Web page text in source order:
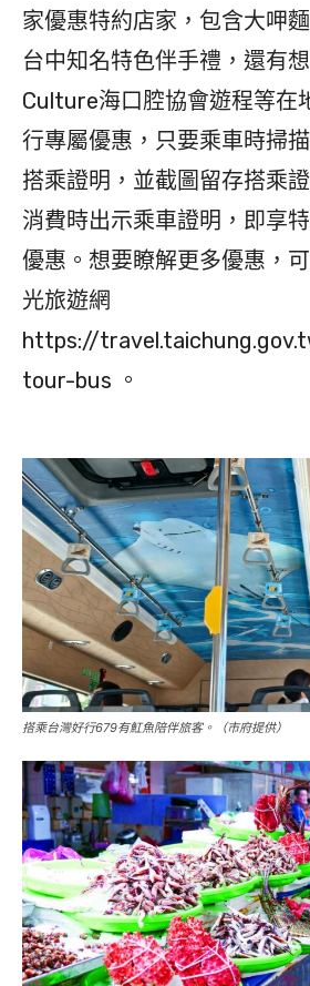
家優惠特約店家，包含大呷
台中知名特色伴手禮，還有
Culture海口腔協會遊程等在
行專屬優惠，只要乘車時掃
搭乘證明，並截圖留存搭乘
消費時出示乘車證明，即享
優惠。想要瞭解更多優惠，
光旅遊網
https://
tour-bus 。
搭乘台灣好行679有魟魚陪伴旅客。（市府提供）